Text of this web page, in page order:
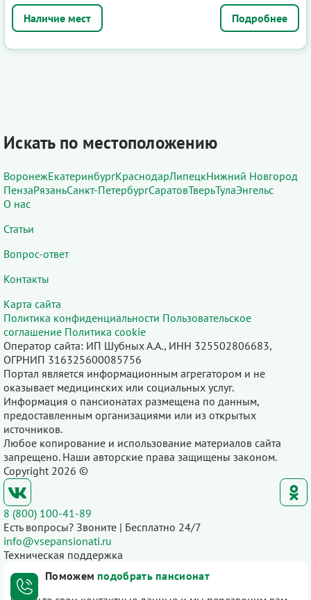
Подробнее
Искать по местоположению
ВоронежЕкатеринбургКраснодарЛипецкНижний Новгород
ПензаРязаньСанкт-ПетербургСаратовТверьТулаЭнгельс
О нас
Статьи
Вопрос-ответ
Контакты
Карта сайта
Политика конфиденциальности Пользовательское
соглашение Политика cookie
Оператор сайта: ИП Шубных А.А., ИНН 325502806683,
ОГРНИП 316325600085756
Портал является информационным агрегатором и не
оказывает медицинских или социальных услуг.
Информация о пансионатах размещена по данным,
предоставленным организациями или из открытых
источников.
Любое копирование и использование материалов сайта
запрещено. Наши авторские права защищены законом.
Copyright 2026 ©
8 (800) 100-41-89
Есть вопросы? Звоните | Бесплатно 24/7
info@vsepansionati.ru
Техническая поддержка
Поможем подобрать пансионат